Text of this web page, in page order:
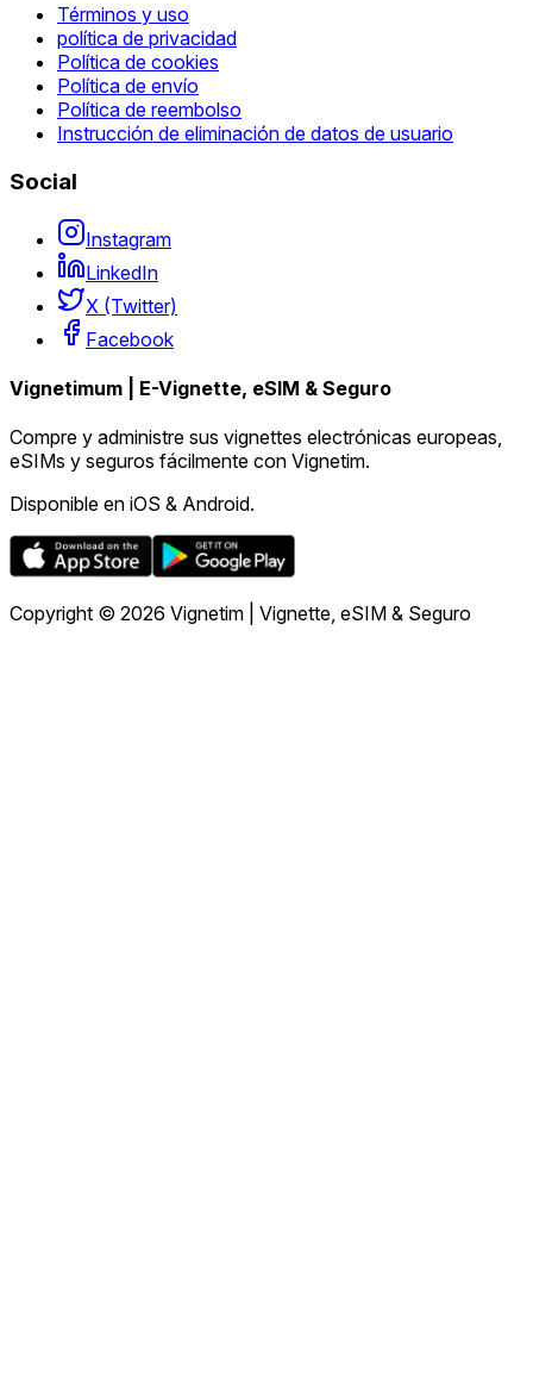
Términos y uso
política de privacidad
Política de cookies
Política de envío
Política de reembolso
Instrucción de eliminación de datos de usuario
Social
Instagram
LinkedIn
X (Twitter)
Facebook
Vignetimum | E-Vignette, eSIM & Seguro
Compre y administre sus vignettes electrónicas europeas,
eSIMs y seguros fácilmente con Vignetim.
Disponible en iOS & Android.
Copyright © 2026 Vignetim | Vignette, eSIM & Seguro